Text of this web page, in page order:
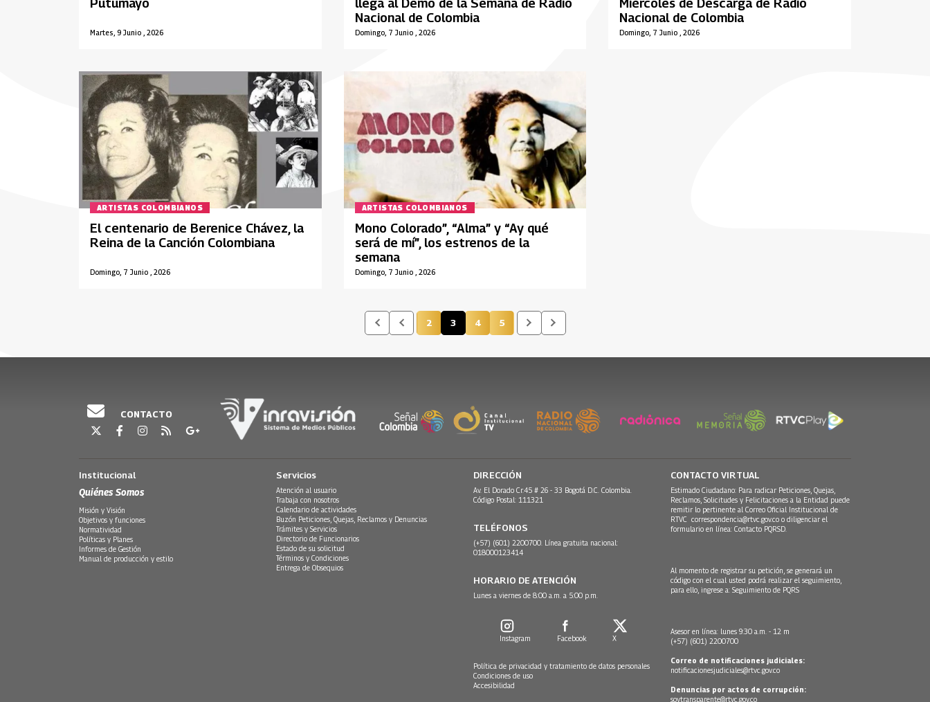
Martes, 9 Junio , 2026
Putumayo
Domingo, 7 Junio , 2026
llega al Demo de la Semana de Radio
Nacional de Colombia
Domingo, 7 Junio , 2026
Miércoles de Descarga de Radio
Nacional de Colombia
ARTISTAS COLOMBIANOS
Domingo, 7 Junio , 2026
El centenario de Berenice Chávez, la
Reina de la Canción Colombiana
ARTISTAS COLOMBIANOS
Domingo, 7 Junio , 2026
Mono Colorado”, “Alma” y “Ay qué
será de mí”, los estrenos de la
semana
Página
2 Página actual
3 Página
4 Página
5
CONTACTO
Institucional
Quiénes Somos
Misión y Visión
Objetivos y funciones
Normatividad
Políticas y Planes
Informes de Gestión
Manual de producción y estilo
Servicios
Atención al usuario
Trabaja con nosotros
Calendario de actividades
Buzón Peticiones, Quejas, Reclamos y Denuncias
Trámites y Servicios
Directorio de Funcionarios
Estado de su solicitud
Términos y Condiciones
Entrega de Obsequios
DIRECCIÓN
Av. El Dorado Cr.45 # 26 - 33 Bogotá D.C. Colombia.
Código Postal: 111321
TELÉFONOS
(+57) (601) 2200700. Línea gratuita nacional:
018000123414
HORARIO DE ATENCIÓN
Lunes a viernes de 8:00 a.m. a 5:00 p.m.
Instagram Facebook X
Política de privacidad y tratamiento de datos personales
Condiciones de uso
Accesibilidad
CONTACTO VIRTUAL
Estimado Ciudadano: Para radicar Peticiones, Quejas,
Reclamos, Solicitudes y Felicitaciones a la Entidad puede
remitir lo pertinente al Correo Oficial Institucional de
RTVC correspondencia@rtvc.gov.co o diligenciar el
formulario en línea: Contacto PQRSD.
Al momento de registrar su petición, se generará un
código con el cual usted podrá realizar el seguimiento,
para ello, ingrese a: Seguimiento de PQRS
Asesor en línea: lunes 9:30 a.m. - 12 m
(+57) (601) 2200700
Correo de notificaciones judiciales:
notificacionesjudiciales@rtvc.gov.co
Denuncias por actos de corrupción:
soytransparente@rtvc.gov.co